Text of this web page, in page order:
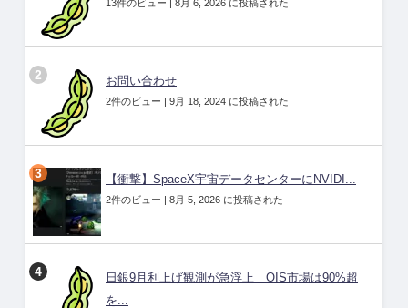
13件のビュー 8月 6, 2026 に投稿された
お問い合わせ
2件のビュー | 9月 18, 2024 に投稿された
【衝撃】SpaceX宇宙データセンターにNVIDI...
2件のビュー | 8月 5, 2026 に投稿された
日銀9月利上げ観測が急浮上｜OIS市場は90%超
を...